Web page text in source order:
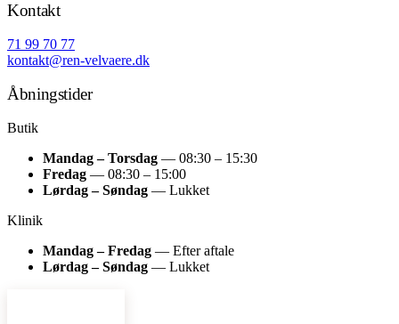
Kontakt
71 99 70 77
kontakt@ren-velvaere.dk
Åbningstider
Butik
Mandag – Torsdag — 08:30 – 15:30
Fredag — 08:30 – 15:00
Lørdag – Søndag — Lukket
Klinik
Mandag – Fredag — Efter aftale
Lørdag – Søndag — Lukket